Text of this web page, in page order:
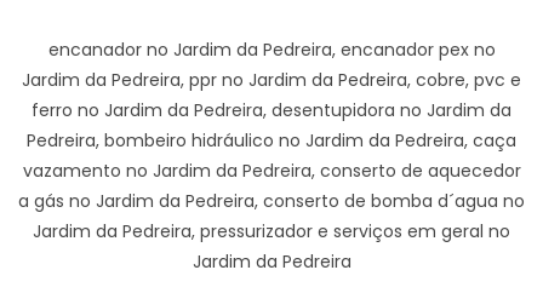
encanador no Jardim da Pedreira, encanador pex no
Jardim da Pedreira, ppr no Jardim da Pedreira, cobre, pvc e
ferro no Jardim da Pedreira, desentupidora no Jardim da
Pedreira, bombeiro hidráulico no Jardim da Pedreira, caça
vazamento no Jardim da Pedreira, conserto de aquecedor
a gás no Jardim da Pedreira, conserto de bomba d´agua no
Jardim da Pedreira, pressurizador e serviços em geral no
Jardim da Pedreira